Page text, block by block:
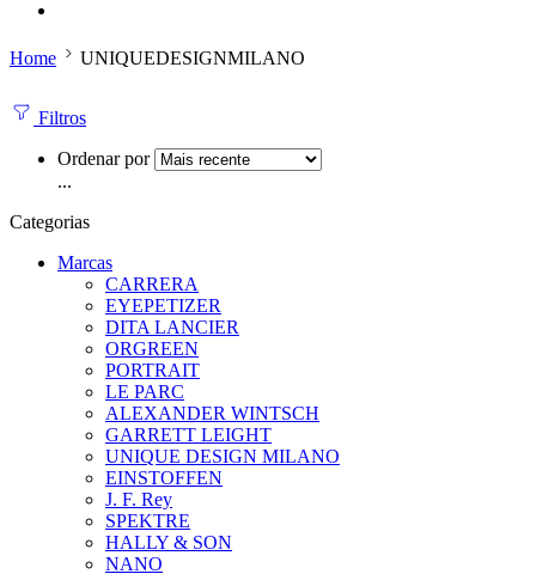
Home UNIQUEDESIGNMILANO
Filtros
Ordenar por
...
Categorias
Marcas
CARRERA
EYEPETIZER
DITA LANCIER
ORGREEN
PORTRAIT
LE PARC
ALEXANDER WINTSCH
GARRETT LEIGHT
UNIQUE DESIGN MILANO
EINSTOFFEN
J. F. Rey
SPEKTRE
HALLY & SON
NANO